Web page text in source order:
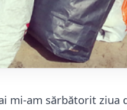
mi-am sărbătorit ziua